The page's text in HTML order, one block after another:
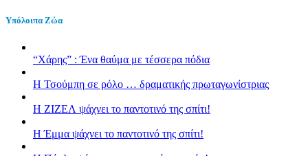
Υπόλοιπα Ζώα
“Χάρης” : Ένα θαύμα με τέσσερα πόδια
H Τσούμπη σε ρόλο … δραματικής πρωταγωνίστριας
Η ΖΙΖΕΛ ψάχνει το παντοτινό της σπίτι!
H Έμμα ψάχνει το παντοτινό της σπίτι!